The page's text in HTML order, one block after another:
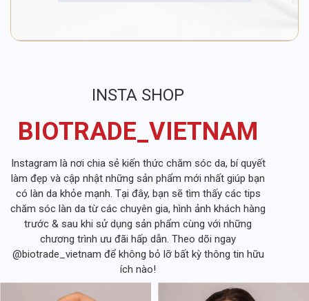
INSTA SHOP
BIOTRADE_VIETNAM
Instagram là nơi chia sẻ kiến thức chăm sóc da, bí quyết
làm đẹp và cập nhật những sản phẩm mới nhất giúp bạn
có làn da khỏe mạnh. Tại đây, bạn sẽ tìm thấy các tips
chăm sóc làn da từ các chuyên gia, hình ảnh khách hàng
trước & sau khi sử dụng sản phẩm cùng với những
chương trình ưu đãi hấp dẫn. Theo dõi ngay
@biotrade_vietnam để không bỏ lỡ bất kỳ thông tin hữu
ích nào!